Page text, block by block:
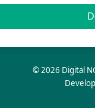
©2026 Digital